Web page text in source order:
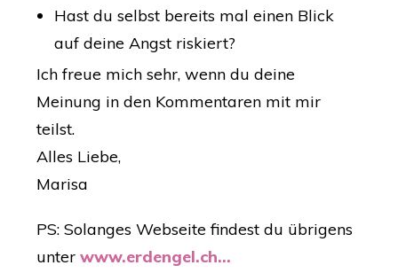
Hast du selbst bereits mal einen Blick
auf deine Angst riskiert?
Ich freue mich sehr, wenn du deine
Meinung in den Kommentaren mit mir
teilst.
Alles Liebe,
Marisa
PS: Solanges Webseite findest du übrigens
unter www.erdengel.ch...